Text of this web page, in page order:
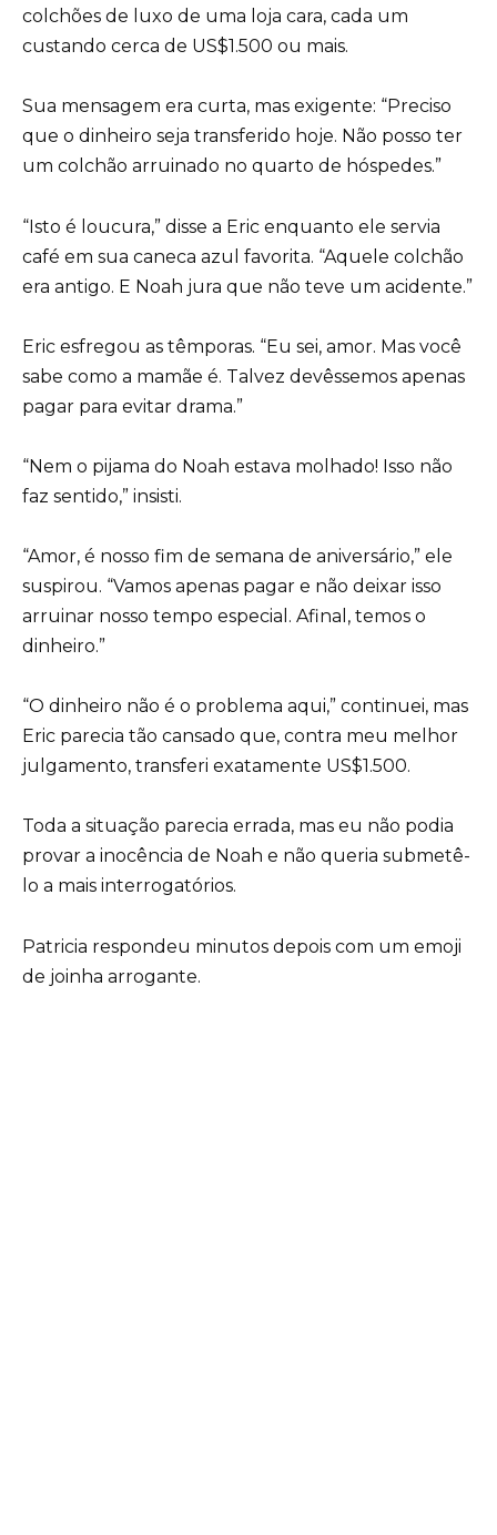
colchões de luxo de uma loja cara, cada um
custando cerca de US$1.500 ou mais.
Sua mensagem era curta, mas exigente: “Preciso
que o dinheiro seja transferido hoje. Não posso ter
um colchão arruinado no quarto de hóspedes.”
“Isto é loucura,” disse a Eric enquanto ele servia
café em sua caneca azul favorita. “Aquele colchão
era antigo. E Noah jura que não teve um acidente.”
Eric esfregou as têmporas. “Eu sei, amor. Mas você
sabe como a mamãe é. Talvez devêssemos apenas
pagar para evitar drama.”
“Nem o pijama do Noah estava molhado! Isso não
faz sentido,” insisti.
“Amor, é nosso fim de semana de aniversário,” ele
suspirou. “Vamos apenas pagar e não deixar isso
arruinar nosso tempo especial. Afinal, temos o
dinheiro.”
“O dinheiro não é o problema aqui,” continuei, mas
Eric parecia tão cansado que, contra meu melhor
julgamento, transferi exatamente US$1.500.
Toda a situação parecia errada, mas eu não podia
provar a inocência de Noah e não queria submetê-
lo a mais interrogatórios.
Patricia respondeu minutos depois com um emoji
de joinha arrogante.